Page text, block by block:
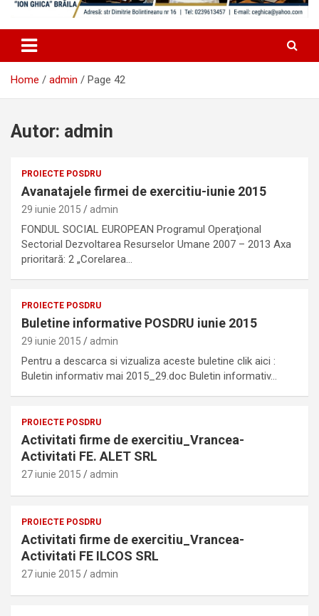
Home admin Page 42
Autor: admin
PROIECTE POSDRU
Avanatajele firmei de exercitiu-iunie 2015
29 iunie 2015 admin
FONDUL SOCIAL EUROPEAN Programul Operaţional
Sectorial Dezvoltarea Resurselor Umane 2007 – 2013 Axa
prioritară: 2 „Corelarea…
PROIECTE POSDRU
Buletine informative POSDRU iunie 2015
29 iunie 2015 admin
Pentru a descarca si vizualiza aceste buletine clik aici :
Buletin informativ mai 2015_29.doc Buletin informativ…
PROIECTE POSDRU
Activitati firme de exercitiu_Vrancea-
Activitati FE. ALET SRL
27 iunie 2015 admin
PROIECTE POSDRU
Activitati firme de exercitiu_Vrancea-
Activitati FE ILCOS SRL
27 iunie 2015 admin